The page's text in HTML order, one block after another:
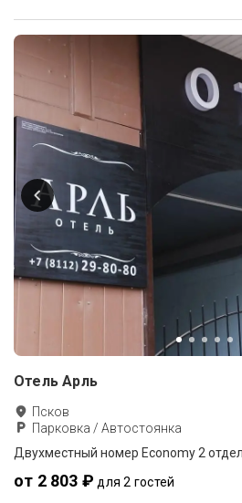
Отель Арль
Псков
Парковка / Автостоянка
Двухместный номер Economy 2
от 2 803 ₽ для 2 гостей